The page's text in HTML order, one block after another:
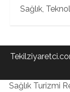
Sağlık,
Sağlık Turizmi